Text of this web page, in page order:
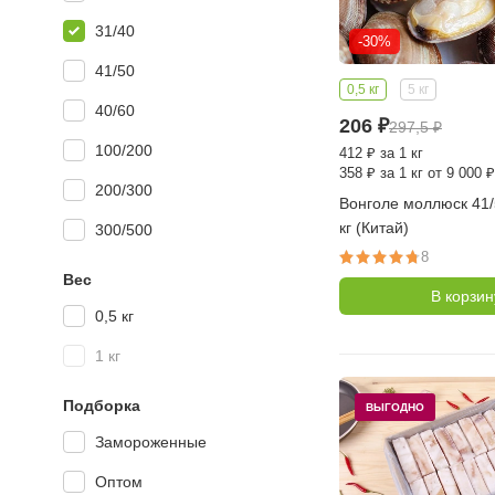
31/40
41/50
40/60
100/200
200/300
300/500
Вес
0,5 кг
1 кг
Подборка
Замороженные
Оптом
-30%
0,5 кг 5 кг
206 ₽297,5₽
412 ₽ за 1 кг
358 ₽ за 1 кг от 9 000 ₽
Вонголе моллюск
кг (Китай)
8
В
ВЫГОДНО